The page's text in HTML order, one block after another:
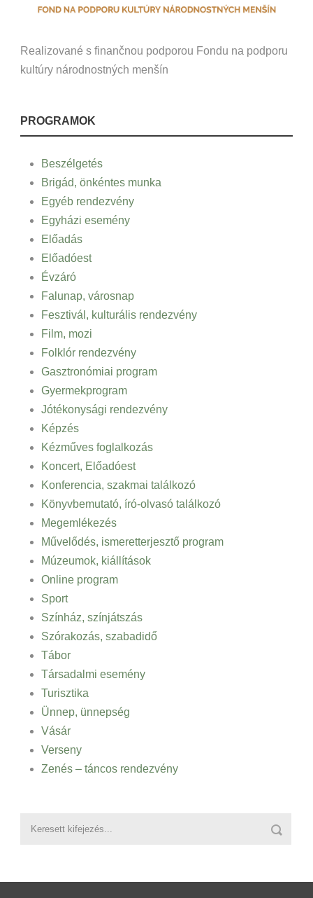
Realizované s finančnou podporou Fondu na podporu
kultúry národnostných menšín
PROGRAMOK
Beszélgetés
Brigád, önkéntes munka
Egyéb rendezvény
Egyházi esemény
Előadás
Előadóest
Évzáró
Falunap, városnap
Fesztivál, kulturális rendezvény
Film, mozi
Folklór rendezvény
Gasztronómiai program
Gyermekprogram
Jótékonysági rendezvény
Képzés
Kézműves foglalkozás
Koncert, Előadóest
Konferencia, szakmai találkozó
Könyvbemutató, író-olvasó találkozó
Megemlékezés
Művelődés, ismeretterjesztő program
Múzeumok, kiállítások
Online program
Sport
Színház, színjátszás
Szórakozás, szabadidő
Tábor
Társadalmi esemény
Turisztika
Ünnep, ünnepség
Vásár
Verseny
Zenés – táncos rendezvény